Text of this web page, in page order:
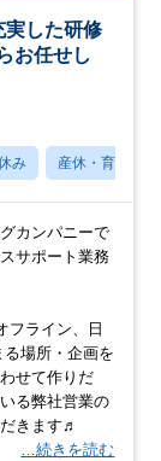
した研修
お任せし
み 産休・育休あり
カンパニーで
サポート業務
フライン、日
場所・企画を
せて作りだ
る弊社営業の
きます♬
…続きを読む